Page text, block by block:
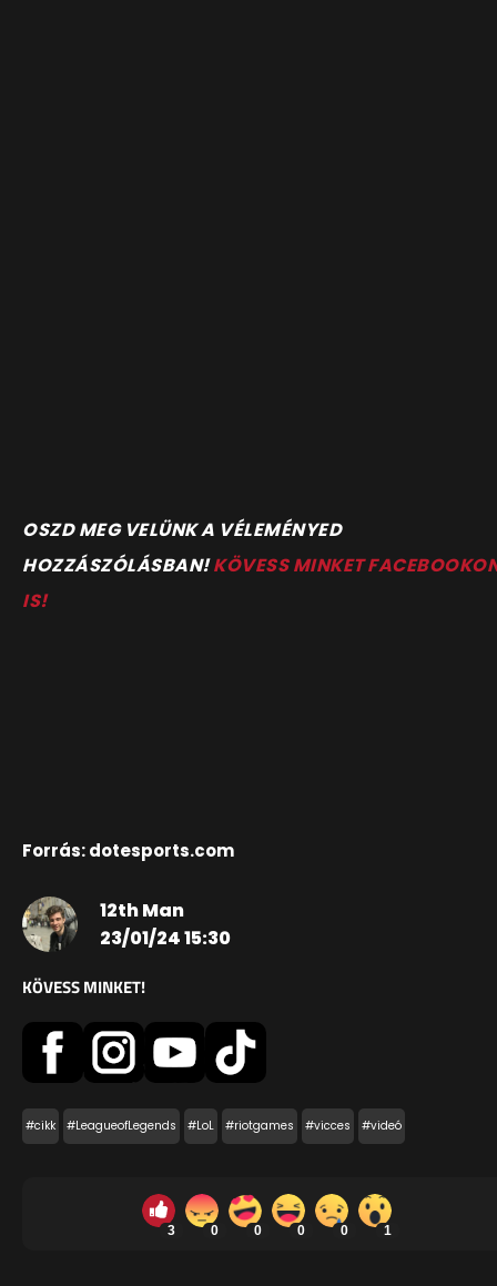
OSZD MEG VELÜNK A VÉLEMÉNYED
HOZZÁSZÓLÁSBAN!KÖVESS MINKET
IS!
Forrás: dotesports.com
12th Man
23/01/24 15:30
KÖVESS MINKET!
#cikk #LeagueofLegends #LoL #riotgames #vicces #videó
3 0 0 0 0 1